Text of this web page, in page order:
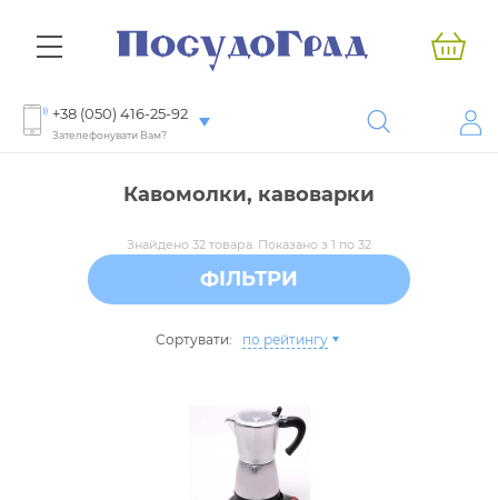
+38 (050) 416-25-92
Зателефонувати Вам?
Кавомолки, кавоварки
Знайдено 32 товара. Показано з 1 по 32
ФІЛЬТРИ
Сортувати: по рейтингу